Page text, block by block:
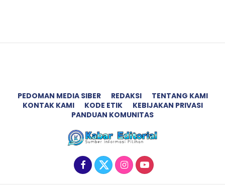
PEDOMAN MEDIA SIBER REDAKSI
TENTANG KAMI
KONTAK KAMI
KODE ETIK
KEBIJAKAN PRIVASI
PANDUAN KOMUNITAS